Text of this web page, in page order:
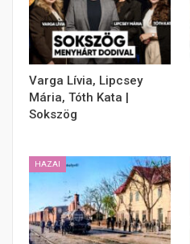
Varga Lívia, Lipcsey
Mária, Tóth Kata |
Sokszög
HAZAI